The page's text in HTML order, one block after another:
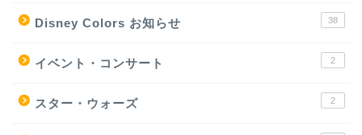
Disney Colors お知らせ 38
イベント・コンサート 2
スター・ウォーズ 2